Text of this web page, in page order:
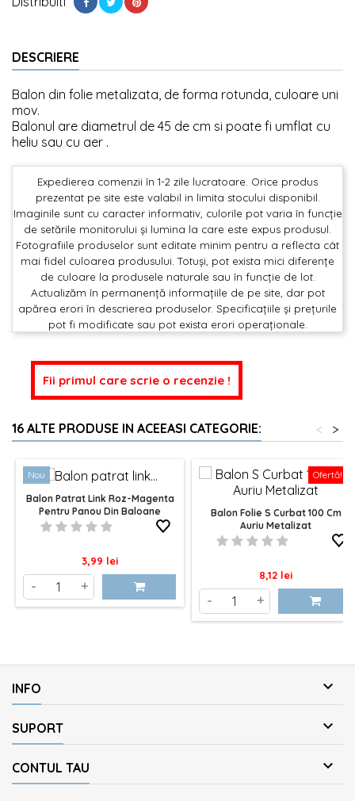
DESCRIERE
Balon din folie metalizata, de forma rotunda, culoare uni
mov.
Balonul are diametrul de 45 de cm si poate fi umflat cu
heliu sau cu aer .
Expedierea comenzii în 1-2 zile lucratoare. Orice produs
prezentat pe site este valabil in limita stocului disponibil.
Imaginile sunt cu caracter informativ, culorile pot varia în funcție
de setările monitorului și lumina la care este expus produsul.
Fotografiile produselor sunt editate minim pentru a reflecta cât
mai fidel culoarea produsului. Totuși, pot exista mici diferențe
de culoare la produsele naturale sau în funcție de lot.
Actualizăm în permanență informațiile de pe site, dar pot
apărea erori în descrierea produselor. Specificațiile și prețurile
pot fi modificate sau pot exista erori operaționale.
Fii primul care scrie o recenzie !
16 ALTE PRODUSE IN ACEEASI CATEGORIE: >
<
Nou
Balon Patrat Link Roz-Magenta
Pentru Panou Din Baloane
Pret
3,99 lei
- +
Ofertă!
Balon Folie S Curbat 100 Cm
Auriu Metalizat
Pret
8,12 lei
- +
INFO 
SUPORT 
CONTUL TAU 